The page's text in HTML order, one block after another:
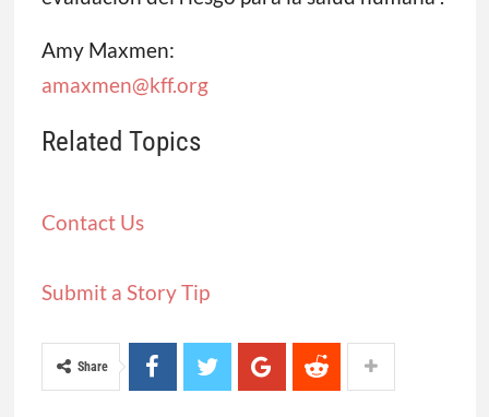
Amy Maxmen:
amaxmen@kff.org
Related Topics
Contact Us
Submit a Story Tip
Share